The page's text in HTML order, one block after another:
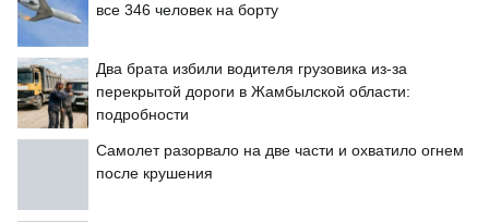
все 346 человек на борту
Два брата избили водителя грузовика из-за
перекрытой дороги в Жамбылской области:
подробности
Самолет разорвало на две части и охватило огнем
после крушения